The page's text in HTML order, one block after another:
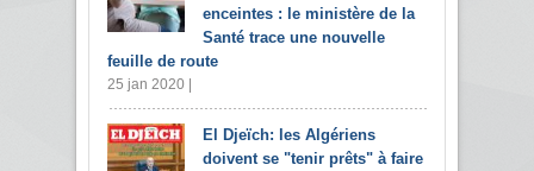
enceintes : le ministère de la
Santé trace une nouvelle
feuille de route
25 jan 2020 |
El Djeïch: les Algériens
doivent se "tenir prêts" à faire